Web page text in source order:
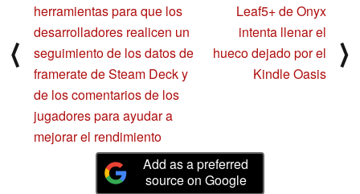
⟨
herramientas para que los
desarrolladores realicen un
seguimiento de los datos de
framerate de Steam Deck y
de los comentarios de los
jugadores para ayudar a
mejorar el rendimiento
Leaf5+ de Onyx
intenta llenar el
hueco dejado por el
Kindle Oasis
⟩
Add as a preferred
source on Google